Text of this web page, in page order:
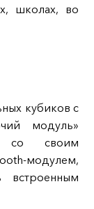
школах, во
кубиков с
модуль»
со своим
модулем,
встроенным